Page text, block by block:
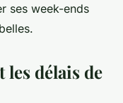
ses week-ends
délais de